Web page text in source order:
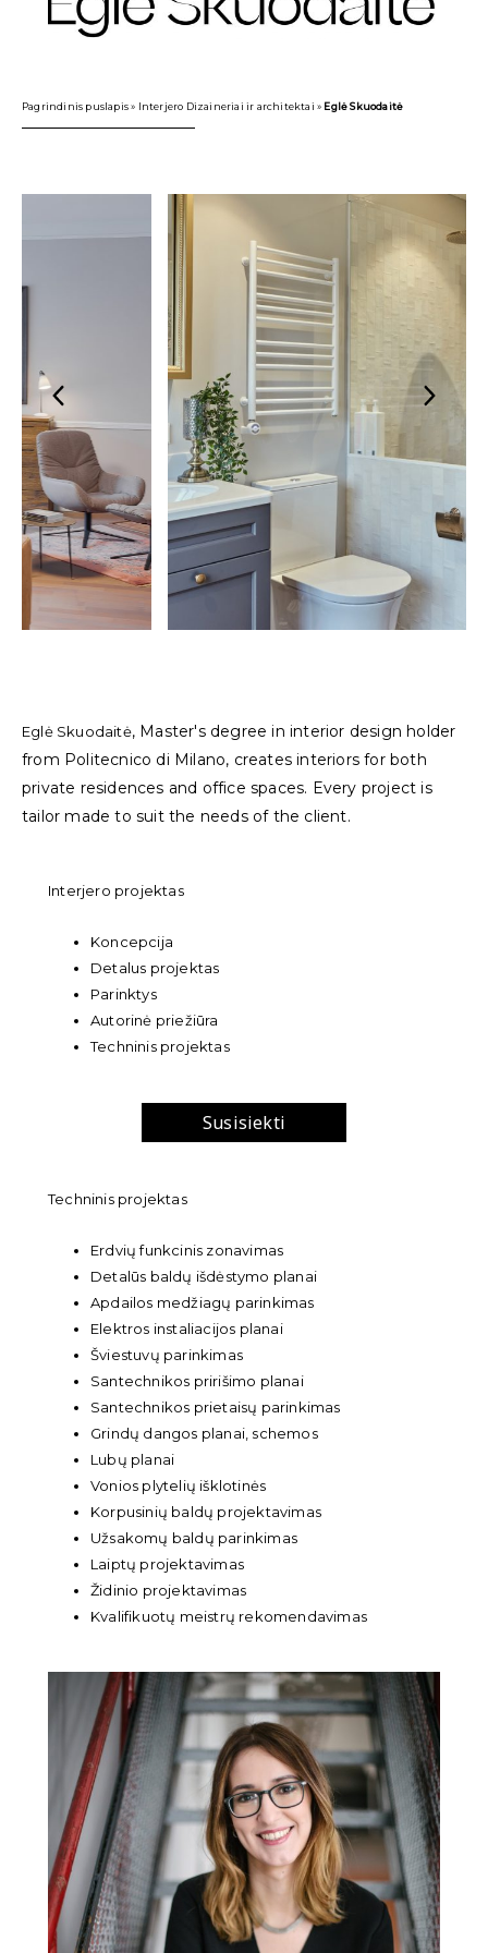
Pagrindinis puslapis» Interjero Dizaineriai ir architektai » Eglė Skuodaitė
Eglė Skuodaitė, Master's degree in interior design holder
from Politecnico di Milano, creates interiors for both
private residences and office spaces. Every project is
tailor made to suit the needs of the client.
Interjero projektas
Koncepcija
Detalus projektas
Parinktys
Autorinė priežiūra
Techninis projektas
Susisiekti
Techninis projektas
Erdvių funkcinis zonavimas
Detalūs baldų išdėstymo planai
Apdailos medžiagų parinkimas
Elektros instaliacijos planai
Šviestuvų parinkimas
Santechnikos pririšimo planai
Santechnikos prietaisų parinkimas
Grindų dangos planai, schemos
Lubų planai
Vonios plytelių išklotinės
Korpusinių baldų projektavimas
Užsakomų baldų parinkimas
Laiptų projektavimas
Židinio projektavimas
Kvalifikuotų meistrų rekomendavimas